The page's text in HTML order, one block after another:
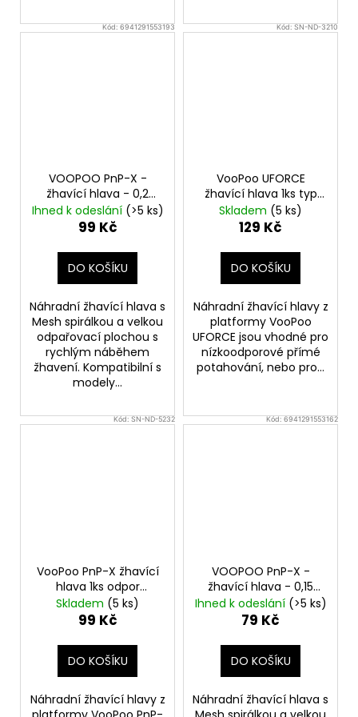
Kód:6941291553193
VOOPOO PnP-X -
žhavící hlava - 0,2
ohm
Ihned k odeslání (>5 ks)
99 Kč
DO KOŠÍKU
Náhradní žhavící hlava s
Mesh spirálkou a velkou
odpařovací plochou s
rychlým náběhem
žhavení. Kompatibilní s
modely...
Kód:SN-ND-3210
VooPoo UFORCE
žhavící hlava 1ks typ
hlavy U8 0,15ohm
Skladem (5 ks)
129 Kč
DO KOŠÍKU
Náhradní žhavící hlavy z
platformy VooPoo
UFORCE jsou vhodné pro
nízkoodporové přímé
potahování, nebo pro...
Kód: SN-ND-5232
VooPoo PnP-X žhavící
hlava 1ks odpor
0,8ohm
Skladem (5 ks)
99 Kč
DO KOŠÍKU
Náhradní žhavící hlavy z
Kód: 6941291553162
VOOPOO PnP-X -
žhavící hlava - 0,15
ohm
Ihned k odeslání (>5 ks)
79 Kč
DO KOŠÍKU
Náhradní žhavící hlava s